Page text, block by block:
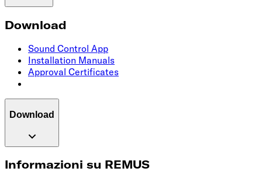
Download
Sound Control App
Installation Manuals
Approval Certificates
Download
Informazioni su REMUS